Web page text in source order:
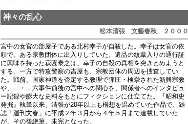
神々の乱心
松本清張 文藝春秋 ２０００
宮中の女官の部屋子である北村幸子が自殺した。幸子は女官の依
頼で、ある宗教団体に出入りしていた。遺品の紋章入りの通行証
に興味を持った萩園泰之は、幸子の自殺の真相を突きとめようと
する。一方で特攻警察の吉屋も、宗教団体の周辺を捜査してい
た。戦前、国家神道を否定する教理で弾圧・検挙された新興宗教
や、二・二六事件前後の宮中への関心を、関係者へのインタビュ
ー記録や膨大な史料をもとにフィクションに仕立てた。『昭和史
発掘』執筆以来、清張が20年以上も構想を温めていた作品で、雑
誌「週刊文春」に平成２年３月から４年５月まで連載していた
が、その後絶筆、未完となった。